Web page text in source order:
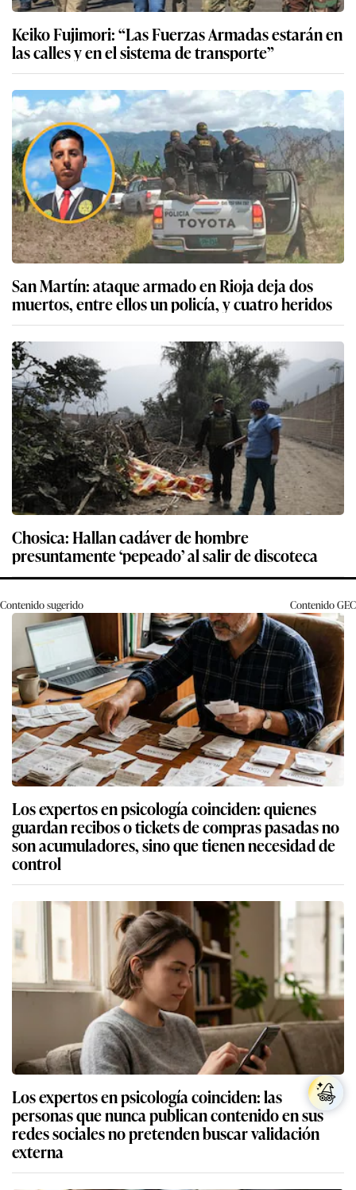
Keiko Fujimori: “Las Fuerzas Armadas estarán en
las calles y en el sistema de transporte”
San Martín: ataque armado en Rioja deja dos
muertos, entre ellos un policía, y cuatro heridos
Chosica: Hallan cadáver de hombre
presuntamente ‘pepeado’ al salir de discoteca
Contenido sugerido ContenidoGEC
Los expertos en psicología coinciden: quienes
guardan recibos o tickets de compras pasadas no
son acumuladores, sino que tienen necesidad de
control
Los expertos en psicología coinciden: las
personas que nunca publican contenido en sus
redes sociales no pretenden buscar validación
externa